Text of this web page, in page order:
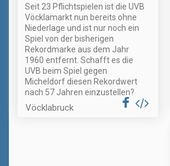
Seit 23 Pflichtspielen ist die UVB
Vöcklamarkt nun bereits ohne
Niederlage und ist nur noch ein
Spiel von der bisherigen
Rekordmarke aus dem Jahr
1960 entfernt. Schafft es die
UVB beim Spiel gegen
Micheldorf diesen Rekordwert
nach 57 Jahren einzustellen?
Vöcklabruck